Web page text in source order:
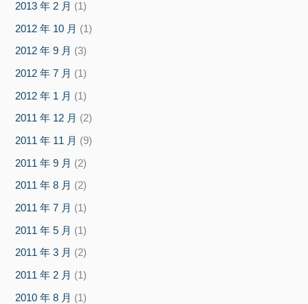
2013 年 2 月 (1)
2012 年 10 月 (1)
2012 年 9 月 (3)
2012 年 7 月 (1)
2012 年 1 月 (1)
2011 年 12 月 (2)
2011 年 11 月 (9)
2011 年 9 月 (2)
2011 年 8 月 (2)
2011 年 7 月 (1)
2011 年 5 月 (1)
2011 年 3 月 (2)
2011 年 2 月 (1)
2010 年 8 月 (1)